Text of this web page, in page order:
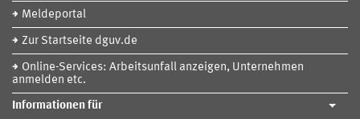
Meldeportal
Zur Startseite dguv.de
Online-Services: Arbeitsunfall anzeigen, Unternehmen
anmelden etc.
Informationen für